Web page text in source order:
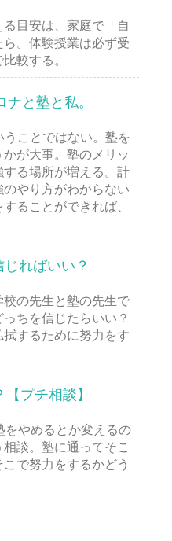
目安は、家庭で「自
。体験授業は必ず受
較する。
と塾と私。
うことではない。塾を
が大事。塾のメリッ
する場所が増える。計
やり方がわからない
ることができれば、
ればいい？
の先生と塾の先生で
ちを信じたらいい？
するために努力をす
プチ相談】
をやめるとか変えるの
談。塾に通ってそこ
で努力をするかどう